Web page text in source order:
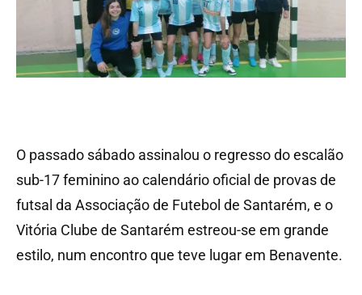
O passado sábado assinalou o regresso do escalão
sub-17 feminino ao calendário oficial de provas de
futsal da Associação de Futebol de Santarém, e o
Vitória Clube de Santarém estreou-se em grande
estilo, num encontro que teve lugar em Benavente.